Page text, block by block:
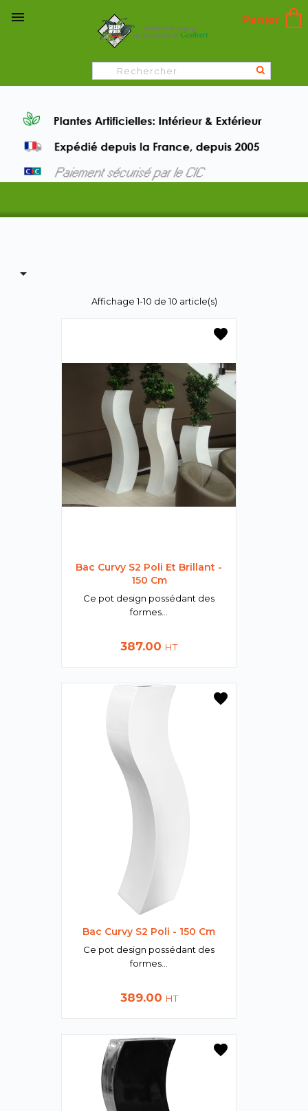
 Panier

Affichage 1-10 de 10 article(s)
Bac Curvy S2 Poli Et Brillant -
150 Cm
Ce pot design possédant des
formes...
Prix
387.00 HT
favorite
Bac Curvy S2 Poli - 150 Cm
Ce pot design possédant des
formes...
Prix
389.00 HT
favorite
favorite